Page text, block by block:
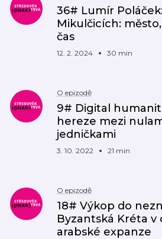
36# Lumír
Mikulčicích:
čas
12. 2. 2024 30 min
O epizodě
9# Digital
hereze mezi
jedničkami
3. 10. 2022 21 min
O epizodě
18# Výkop do
Byzantská Kréta v
arabské expanze